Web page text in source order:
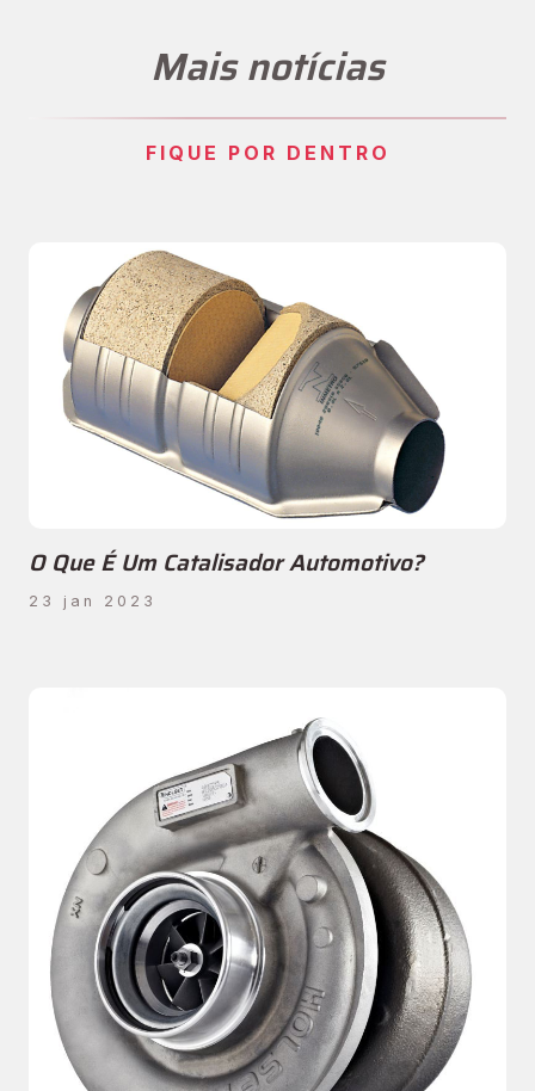
Mais notícias
FIQUE POR DENTRO
O Que É Um Catalisador Automotivo?
23 jan 2023